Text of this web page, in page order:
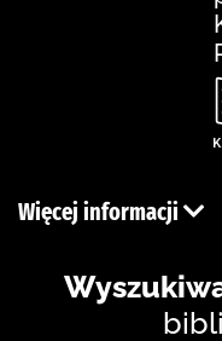
Więcej informacji